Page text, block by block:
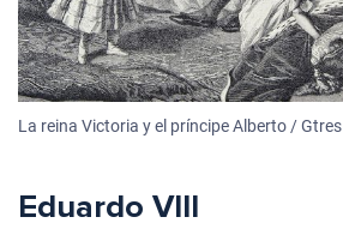
La reina Victoria y el príncipe Alberto / Gtres
Eduardo VIII